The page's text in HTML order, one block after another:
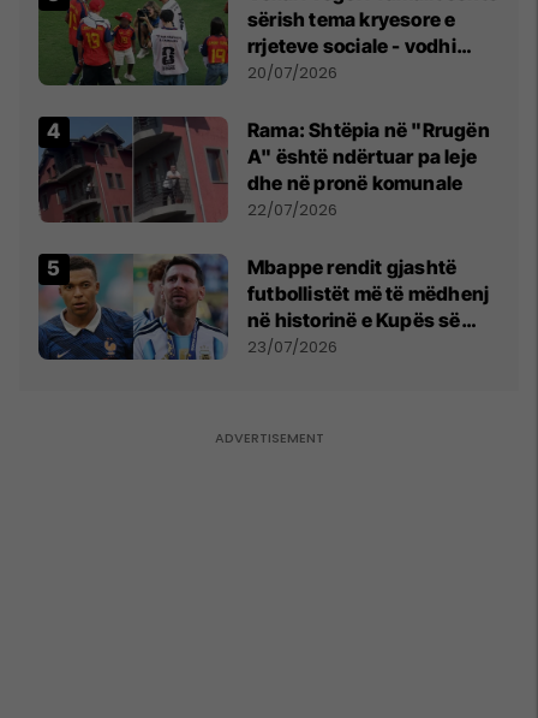
sërish tema kryesore e
rrjeteve sociale - vodhi
vëmendjen pas finales së
20/07/2026
Rama: Shtëpia në "Rrugën
A" është ndërtuar pa leje
dhe në pronë komunale
22/07/2026
Mbappe rendit gjashtë
futbollistët më të mëdhenj
në historinë e Kupës së
Botës, Messi mbetet i dyti
23/07/2026